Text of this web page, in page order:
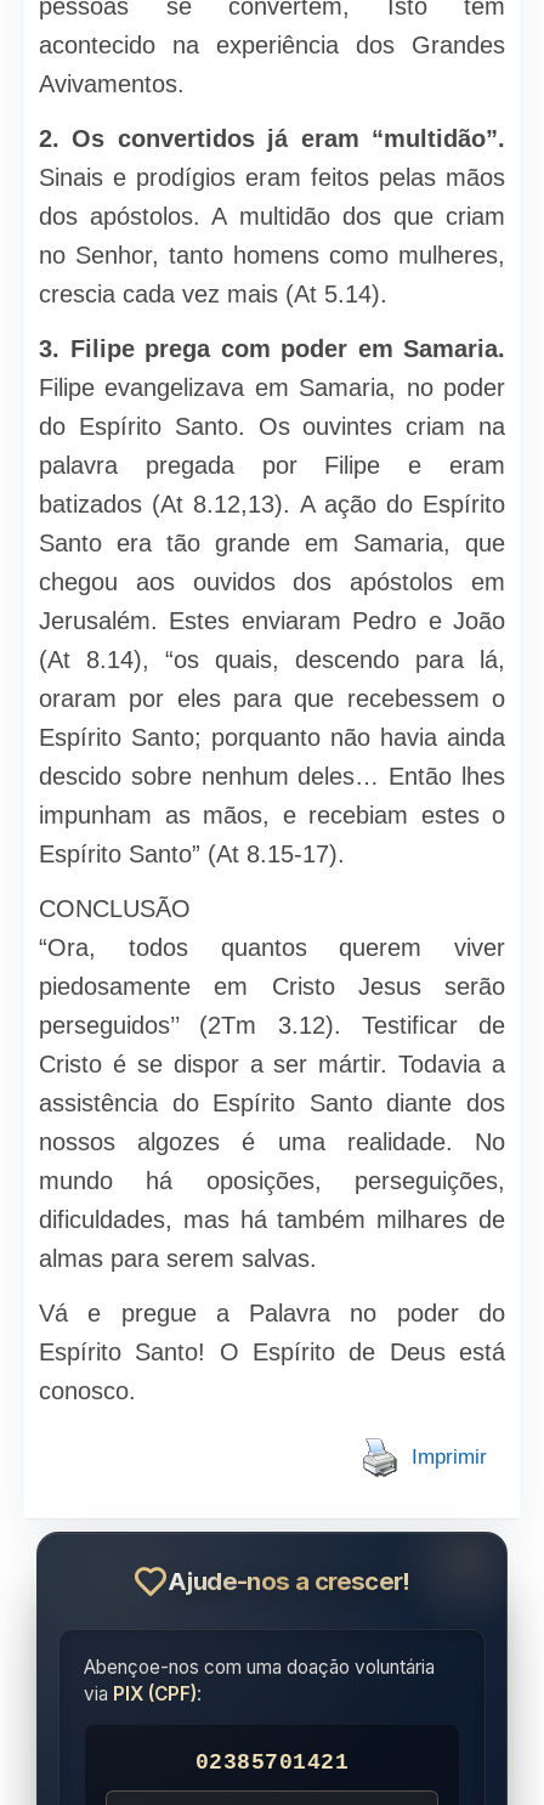
pessoas se convertem, Isto tem
acontecido na experiência dos Grandes
Avivamentos.
2. Os convertidos já eram “multidão”.
Sinais e prodígios eram feitos pelas mãos
dos apóstolos. A multidão dos que criam
no Senhor, tanto homens como mulheres,
crescia cada vez mais (At 5.14).
3. Filipe prega com poder em Samaria.
Filipe evangelizava em Samaria, no poder
do Espírito Santo. Os ouvintes criam na
palavra pregada por Filipe e eram
batizados (At 8.12,13). A ação do Espírito
Santo era tão grande em Samaria, que
chegou aos ouvidos dos apóstolos em
Jerusalém. Estes enviaram Pedro e João
(At 8.14), “os quais, descendo para lá,
oraram por eles para que recebessem o
Espírito Santo; porquanto não havia ainda
descido sobre nenhum deles… Então lhes
impunham as mãos, e recebiam estes o
Espírito Santo” (At 8.15-17).
CONCLUSÃO
“Ora, todos quantos querem viver
piedosamente em Cristo Jesus serão
perseguidos’’ (2Tm 3.12). Testificar de
Cristo é se dispor a ser mártir. Todavia a
assistência do Espírito Santo diante dos
nossos algozes é uma realidade. No
mundo há oposições, perseguições,
dificuldades, mas há também milhares de
almas para serem salvas.
Vá e pregue a Palavra no poder do
Espírito Santo! O Espírito de Deus está
conosco.
Imprimir
Ajude-nos a crescer!
Abençoe-nos com uma doação voluntária
via PIX (CPF):
02385701421